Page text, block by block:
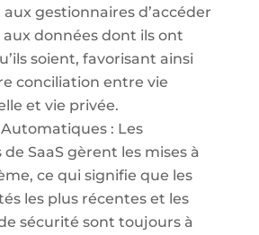
gestionnaires d’accéder
données dont ils ont
soient, favorisant ainsi
conciliation entre vie
et vie privée.
: Les
SaaS gèrent les mises à
ce qui signifie que les
les plus récentes et les
sécurité sont toujours à